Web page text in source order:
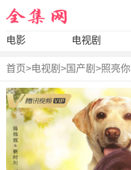
电影 电视剧
首页>电视剧 >国产剧 >照亮你